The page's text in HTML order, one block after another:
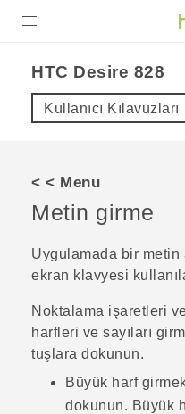
VIVE
VIVERSE
DESTEK
HTC Desire 828‎
Kullanıcı Kılavuzları
< < Menu
Metin girme
Uygulamada bir metin
ekran klavyesi
Noktalama işaretleri
harfleri ve sayıları
tuşlara dokunun.
Büyük harf
dokunun. Büyük